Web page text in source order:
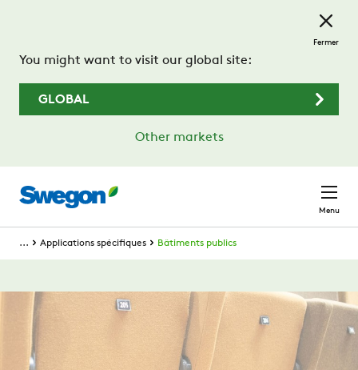
You might want to visit our global site:
GLOBAL
Other markets
Fermer
Menu
... Applications spécifiques Bâtiments publics